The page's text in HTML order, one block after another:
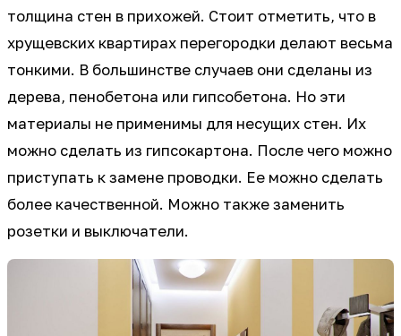
толщина стен в прихожей. Стоит отметить, что в
хрущевских квартирах перегородки делают весьма
тонкими. В большинстве случаев они сделаны из
дерева, пенобетона или гипсобетона. Но эти
материалы не применимы для несущих стен. Их
можно сделать из гипсокартона. После чего можно
приступать к замене проводки. Ее можно сделать
более качественной. Можно также заменить
розетки и выключатели.